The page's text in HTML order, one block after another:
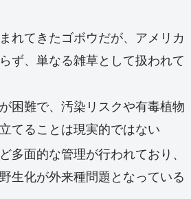
れてきたゴボウだが、アメリカ
ず、単なる雑草として扱われて
困難で、汚染リスクや有毒植物
てることは現実的ではない
面的な管理が行われており、
生化が外来種問題となっている